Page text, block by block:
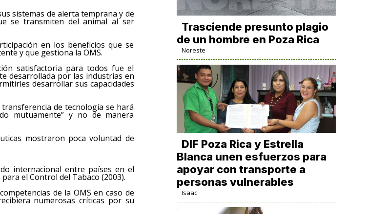
sistemas de alerta temprana y de
se transmiten del animal al ser
en los beneficios que se
y que gestiona la OMS.
satisfactoria para todos fue el
desarrollada por las industrias en
desarrollar sus capacidades
de tecnología se hará
mutuamente” y no de manera
mostraron poca voluntad de
internacional entre países en el
el Control del Tabaco (2003).
de la OMS en caso de
numerosas críticas por su
Trasciende presunto plagio
de un hombre en Poza Rica
Noreste
DIF Poza Rica y Estrella
Blanca unen esfuerzos para
apoyar con transporte a
personas vulnerables
Isaac